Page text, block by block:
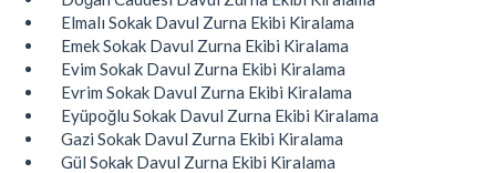
Elmalı Sokak Davul Zurna Ekibi Kiralama
Emek Sokak Davul Zurna Ekibi Kiralama
Evim Sokak Davul Zurna Ekibi Kiralama
Evrim Sokak Davul Zurna Ekibi Kiralama
Eyüpoğlu Sokak Davul Zurna Ekibi Kiralama
Gazi Sokak Davul Zurna Ekibi Kiralama
Gül Sokak Davul Zurna Ekibi Kiralama